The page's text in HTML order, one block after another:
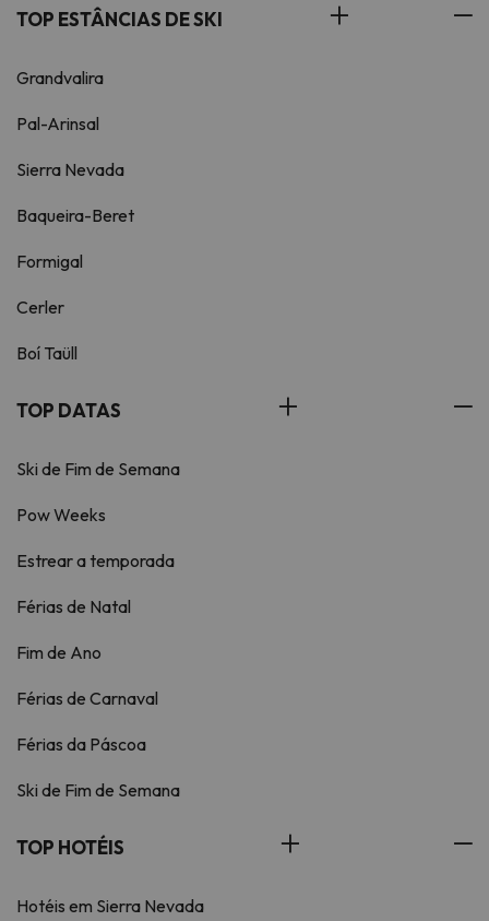
TOP ESTÂNCIAS DE SKI
Grandvalira
Pal-Arinsal
Sierra Nevada
Baqueira-Beret
Formigal
Cerler
Boí Taüll
TOP DATAS
Ski de Fim de Semana
Pow Weeks
Estrear a temporada
Férias de Natal
Fim de Ano
Férias de Carnaval
Férias da Páscoa
Ski de Fim de Semana
TOP HOTÉIS
Hotéis em Sierra Nevada